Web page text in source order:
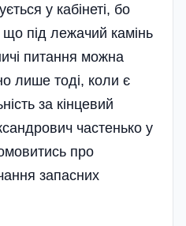
у кабінеті, бо
що під лежачий камінь
питання можна
лише тоді, коли є
за кінцевий
частенько у
про
запасних